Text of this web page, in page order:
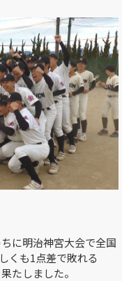
に明治神宮大会で全国
くも1点差で敗れる
たしました。